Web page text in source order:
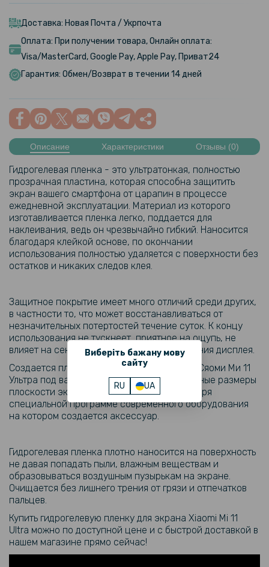
Виберіть бажану мову
сайту
RU UA
Чехол Auto Focus 360 Rotating Ring для Xiaomi Mi 11 Ultra
159 грн
199 грн
Противоударная гидрогелевая пленка Hydrogel Film для Xiaomi Mi
11 Ultra на заднюю панель, Transparent
Доставка: Новая Почта / Укрпочта
Оплата: При получении товара, Онлайн оплата:
Visa/MasterCard, Google Pay, Apple Pay, Приват24
Гарантия: Обмен/Возврат в течении 14 дней
Описание Характеристики Отзывы (0)
Гидрогелевая пленка - это ультратонкая, полностью
прозрачная пластина, которая способна защитить
экран вашего смартфона от царапин в процессе
ежедневной эксплуатации. Материал из которого
изготавливается пленка легко, поддается для
наклеивания, ведь он чрезвычайно гибкий. Наносится
благодаря клейкой основе, по окончании
использования полностью удаляется с поверхности без
остатков и никаких следов клея.
Защитное покрытие имеет много отличий среди других,
в частности то, что может восстанавливаться от
незначительных потертостей течение суток. К концу
использования не тускнеет, приятное на ощупь, не
влияет на сенсорные функции и изображения дисплея.
Создается пленка специально для вашего Сяоми Mи 11
Ультра под ваш индивидуальный заказ. Точные размеры
плоскости экрана гарантированно благодаря
специальной программе современного оборудования
на котором создается аксессуар.
Гидрогелевая пленка плотно наносится на поверхность
не давая попадать пыли, влажным веществам и
образовываться воздушным пузырькам на экране.
Очищается без лишнего трения от грязи и отпечатков
пальцев.
Купить гидрогелевую пленку для экрана Xiaomi Mi 11
Ultra можно по доступной цене и с быстрой доставкой в
​​нашем магазине прямо сейчас!